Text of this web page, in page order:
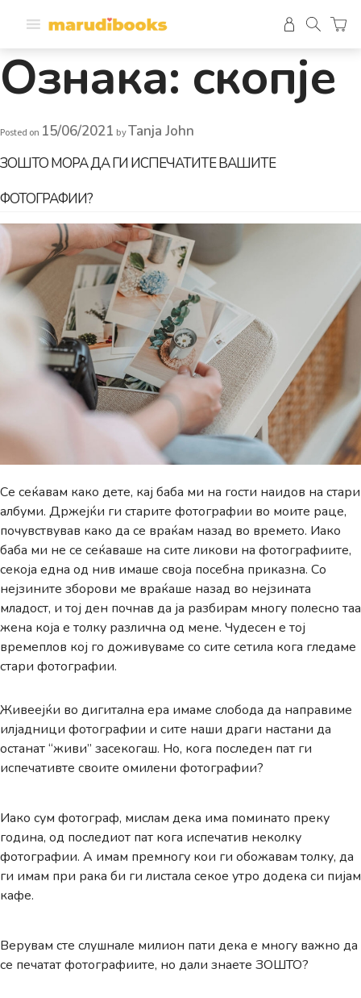
Ознака: скопје
Posted on 15/06/2021 byTanja John
ЗОШТО МОРА ДА ГИ ИСПЕЧАТИТЕ ВАШИТЕ
ФОТОГРАФИИ?​
Се сеќавам како дете, кај баба ми на гости наидов на стари
албуми. Држејќи ги старите фотографии во моите раце,
почувствував како да се враќам назад во времето. Иако
баба ми не се сеќаваше на сите ликови на фотографиите,
секоја една од нив имаше своја посебна приказна. Со
нејзините зборови ме враќаше назад во нејзината
младост, и тој ден почнав да ја разбирам многу полесно таа
жена која е толку различна од мене. Чудесен е тој
времеплов кој го доживуваме со сите сетила кога гледаме
стари фотографии.
Живеејќи во дигитална ера имаме слобода да направиме
илјадници фотографии и сите наши драги настани да
останат “живи” засекогаш. Но, кога последен пат ги
испечативте своите омилени фотографии?
Иако сум фотограф, мислам дека има поминато преку
година, од последиот пат кога испечатив неколку
фотографии. А имам премногу кои ги обожавам толку, да
ги имам при рака би ги листала секое утро додека си пијам
кафе.
Верувам сте слушнале милион пати дека е многу важно да
се печатат фотографиите, но дали знаете ЗОШТО?